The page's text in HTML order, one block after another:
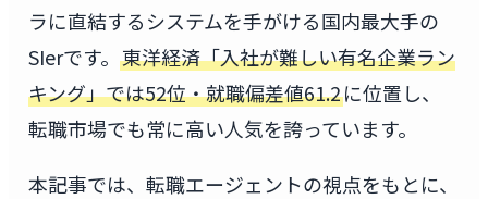
ラに直結するシステムを手がける国内最大手の
SIerです。 東洋経済「入社が難しい有名企業ラン
キング」では52位・就職偏差値61.2に位置し、
転職市場でも常に高い人気を誇っています。
本記事では、転職エージェントの視点をもとに、